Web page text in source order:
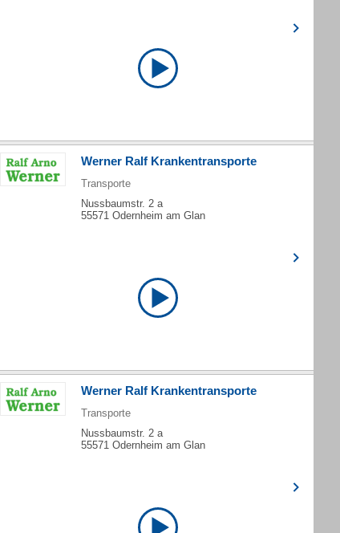
Werner Ralf Krankentransporte
Transporte
Nussbaumstr. 2 a
55571 Odernheim am Glan
Werner Ralf Krankentransporte
Transporte
Nussbaumstr. 2 a
55571 Odernheim am Glan